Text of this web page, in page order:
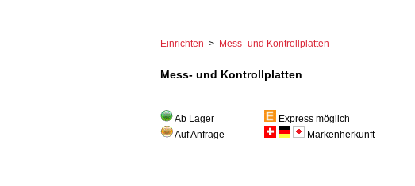
Einrichten > Mess- und Kontrollplatten
Mess- und Kontrollplatten
Ab Lager
Auf Anfrage
Express möglich
Markenherkunft